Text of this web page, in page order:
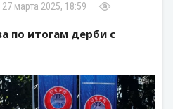
27 марта 2025, 18:59
по итогам дерби с